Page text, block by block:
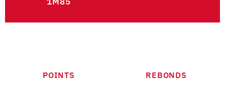
POINTS REBONDS